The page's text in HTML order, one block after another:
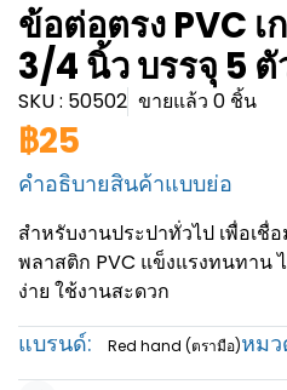
ข้อต่อตรง PVC
3/4 นิ้ว บรรจุ 5 ตั
SKU : 50502 ขายแล้ว 0 ชิ้น
฿25
คำอธิบายสินค้าแบบย่อ
สำหรับงานประปาทั่วไป เพื่อเชื่
พลาสติก PVC แข็งแรงทนทาน
ง่าย ใช้งานสะดวก
แบรนด์: Red hand (ตรามือ)หม